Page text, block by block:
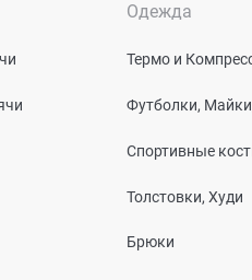
Одежда
Термо и
Футболки,
Спортивные
Толстовки, Худи
Брюки